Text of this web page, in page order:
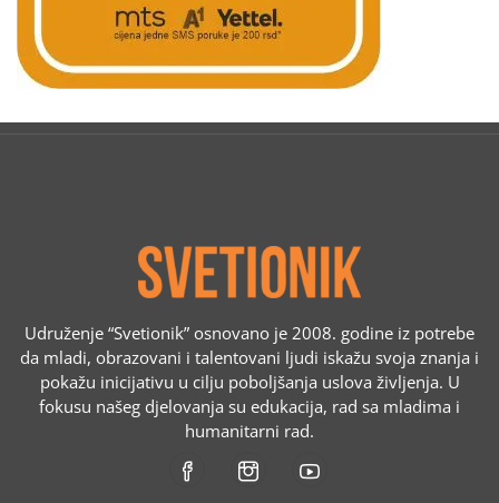
Udruženje “Svetionik” osnovano je 2008. godine iz potrebe
da mladi, obrazovani i talentovani ljudi iskažu svoja znanja i
pokažu inicijativu u cilju poboljšanja uslova življenja. U
fokusu našeg djelovanja su edukacija, rad sa mladima i
humanitarni rad.